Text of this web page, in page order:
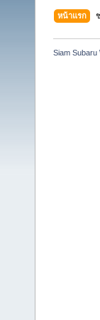
หน้าแรก
Siam Subaru